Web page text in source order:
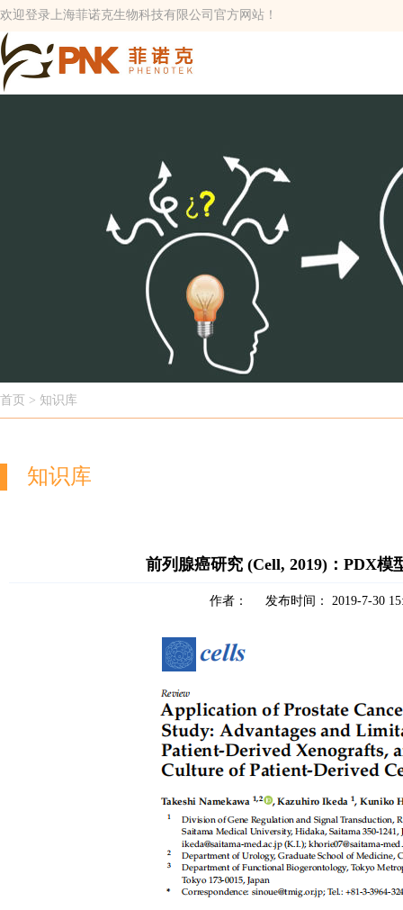
欢迎登录上海菲诺克生物科技有限公司官方网站！
首页 > 知识库
知识库
前列腺癌研究 (Cell, 2019)：PDX模
作者： 发布时间： 2019-7-30